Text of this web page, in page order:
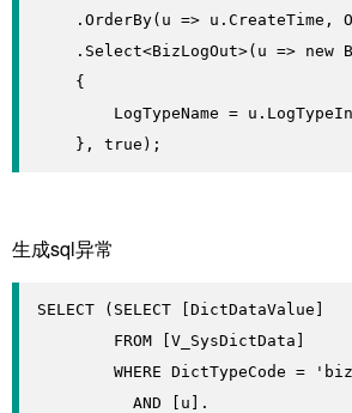
.OrderBy(u => u.CreateTime,
.Select<BizLogOut>(u => new
{
LogTypeName =
}, true);
生成sql异常
SELECT (SELECT [DictDataValue]
FROM [V_SysDictData]
WHERE DictTypeCode =
AND [u].